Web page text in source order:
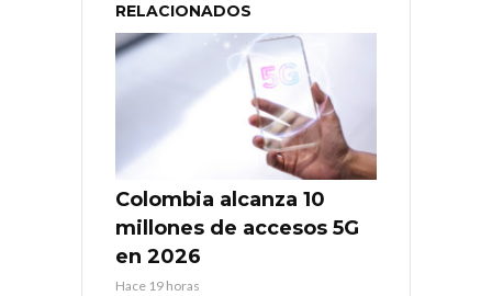
RELACIONADOS
Colombia alcanza 10
millones de accesos 5G
en 2026
Hace 19 horas